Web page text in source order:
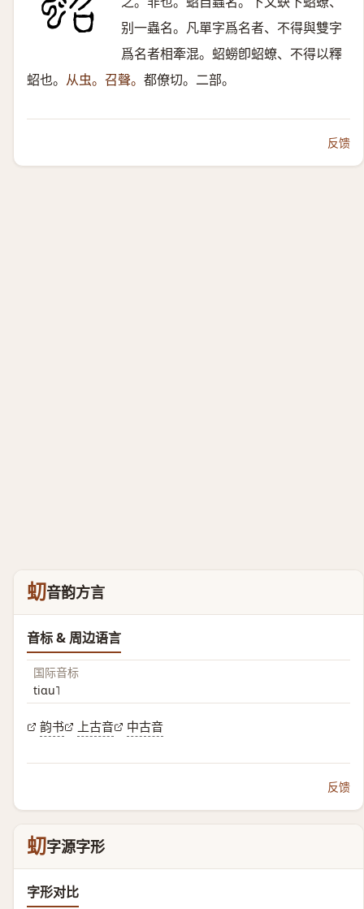
别一蟲名。凡單字爲名者、不得與雙字
爲名者相牽混。蛁蟧卽蛁蟟、不得以釋
蛁也。 从虫。召聲。 都僚切。二部。
反馈
虭音韵方言
音标 & 周边语言
国际音标
tiɑu˥
韵书 上古音 中古音
反馈
虭字源字形
字形对比